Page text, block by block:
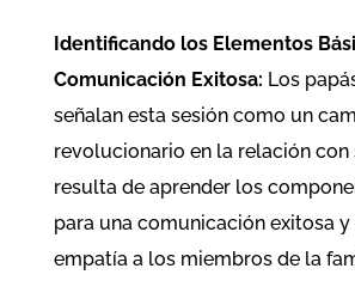
Identificando los Elementos
Comunicación Exitosa: Los
señalan esta sesión como un
revolucionario en la relación con
resulta de aprender los
para una comunicación exitosa
empatía a los miembros de la